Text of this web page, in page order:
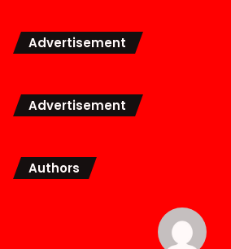
Advertisement
Advertisement
Authors